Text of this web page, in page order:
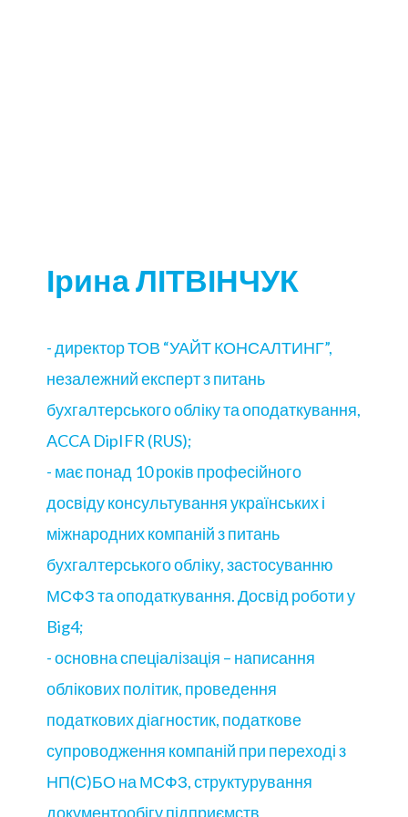
Ірина ЛІТВІНЧУК
- директор ТОВ “УАЙТ КОНСАЛТИНГ”,
незалежний експерт з питань
бухгалтерського обліку та оподаткування,
ACCA DipIFR (RUS);
- має понад 10 років професійного
досвіду консультування українських і
міжнародних компаній з питань
бухгалтерського обліку, застосуванню
МСФЗ та оподаткування. Досвід роботи у
Big4;
- основна спеціалізація – написання
облікових політик, проведення
податкових діагностик, податкове
супроводження компаній при переході з
НП(С)БО на МСФЗ, структурування
документообігу підприємств